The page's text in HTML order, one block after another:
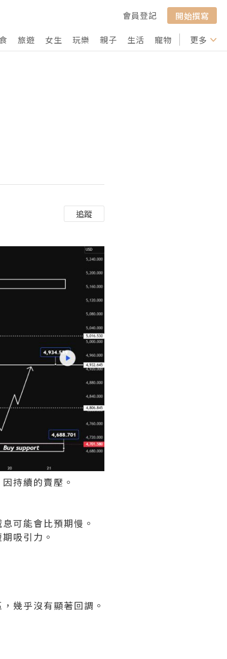
會員登記
開始撰寫
旅遊 女生 玩樂 親子 生活 寵物 行山 打卡
更多
追蹤
持續的賣壓。
可能會比預期慢。
吸引力。
幾乎沒有顯著回調。